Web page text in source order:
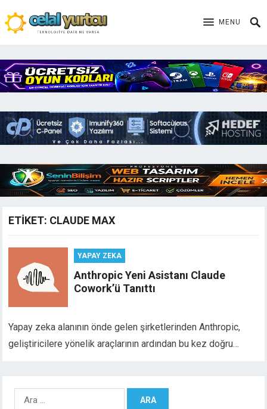
MENU
ETIKET: CLAUDE MAX
YAPAY ZEKA
Anthropic Yeni Asistanı Claude
Cowork’ü Tanıttı
Yapay zeka alanının önde gelen şirketlerinden Anthropic,
geliştiricilere yönelik araçlarının ardından bu kez doğru…
Arama: